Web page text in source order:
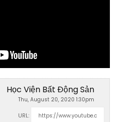
Học Viện Bất Động Sản
Thu, August 20, 2020 1:30pm
URL: